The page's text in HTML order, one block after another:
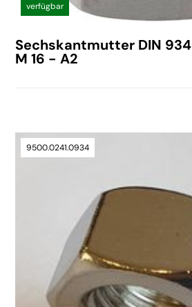
verfügbar
Sechskantmutter DIN 934
M 16 - A2
9500.0241.0934